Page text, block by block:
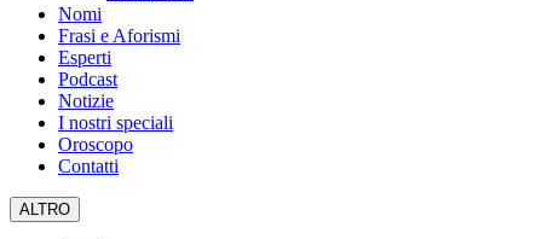
Nomi
Frasi e Aforismi
Esperti
Podcast
Notizie
I nostri speciali
Oroscopo
Contatti
ALTRO